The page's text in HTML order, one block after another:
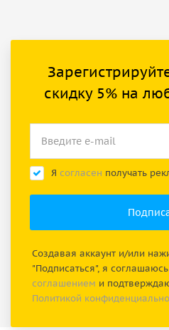
скидку 5% на
Я согласен получать
Создавая аккаунт и/или
"Подписаться", я
соглашением и
Политикой